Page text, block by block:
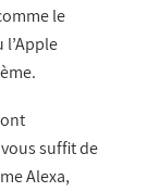
le
l’Apple
suffit de
Alexa,